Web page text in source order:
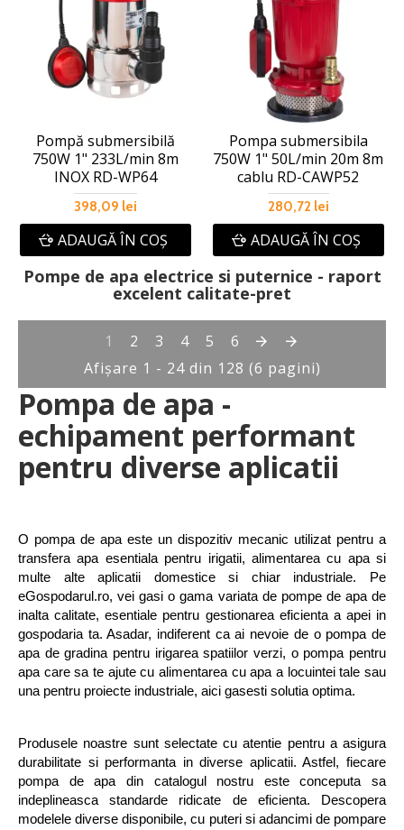
Pompa de apa -
echipament performant
pentru diverse aplicatii
O pompa de apa este un dispozitiv mecanic utilizat pentru a
transfera apa esentiala pentru irigatii, alimentarea cu apa si
multe alte aplicatii domestice si chiar industriale. Pe
eGospodarul.ro, vei gasi o gama variata de pompe de apa de
inalta calitate, esentiale pentru gestionarea eficienta a apei in
gospodaria ta. Asadar, indiferent ca ai nevoie de o pompa de
apa de gradina pentru irigarea spatiilor verzi, o pompa pentru
apa care sa te ajute cu alimentarea cu apa a locuintei tale sau
una pentru proiecte industriale, aici gasesti solutia optima.
Produsele noastre sunt selectate cu atentie pentru a asigura
durabilitate si performanta in diverse aplicatii. Astfel, fiecare
pompa de apa din catalogul nostru este conceputa sa
indeplineasca standarde ridicate de eficienta. Descopera
modelele diverse disponibile, cu puteri si adancimi de pompare
Pompă submersibilă
750W 1" 233L/min 8m
INOX RD-WP64
398,09 lei
ADAUGĂ ÎN COŞ
Pompa submersibila
750W 1" 50L/min 20m 8m
cablu RD-CAWP52
280,72 lei
ADAUGĂ ÎN COŞ
Pompe de apa electrice si puternice - raport
excelent calitate-pret
1 2 3 4 5
6
Afişare 1 - 24 din 128 (6 pagini)